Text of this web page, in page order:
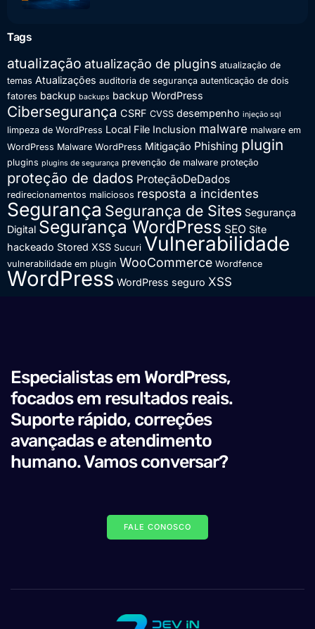
Tags
atualização atualização de plugins atualização de
temas Atualizações auditoria de segurança autenticação de dois
fatores backup backups backup WordPress
Cibersegurança CSRF CVSS desempenho injeção sql
limpeza de WordPress Local File Inclusion malware malware em
WordPress Malware WordPress Mitigação Phishing plugin
plugins plugins de segurança prevenção de malware proteção
proteção de dados ProteçãoDeDados
redirecionamentos maliciosos resposta a incidentes
Segurança Segurança de Sites Segurança
Digital Segurança WordPress SEO Site
hackeado Stored XSS Sucuri Vulnerabilidade
vulnerabilidade em plugin WooCommerce Wordfence
WordPress WordPress seguro XSS
Especialistas em WordPress,
focados em resultados reais.
Suporte rápido, correções
avançadas e atendimento
humano. Vamos conversar?
FALE CONOSCO